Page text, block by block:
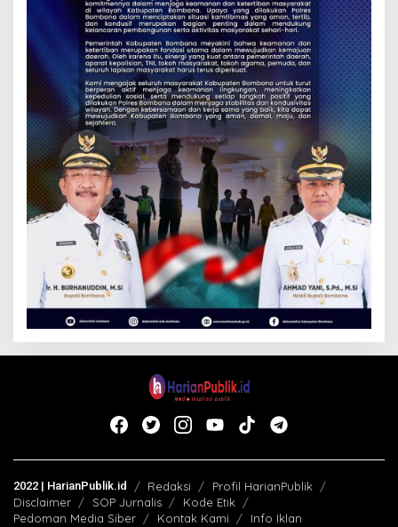
2022 | HarianPublik.id Redaksi
Profil HarianPublik
Disclaimer
SOP Jurnalis
Kode Etik
Pedoman Media Siber
Kontak Kami Info Iklan